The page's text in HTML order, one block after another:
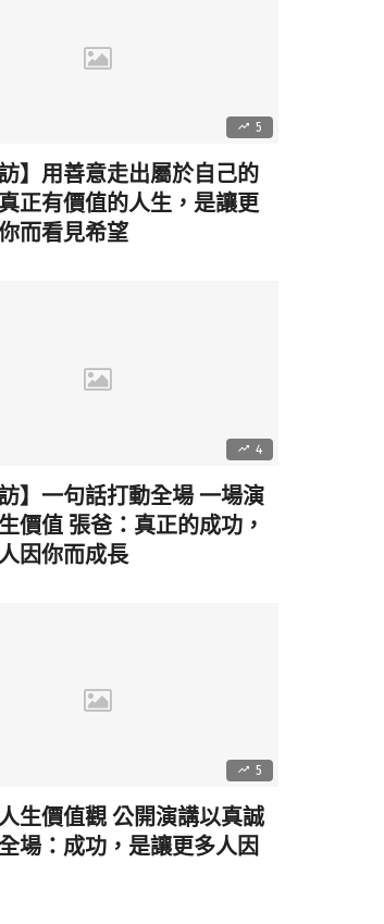
5
訪】用善意走出屬於自己的
正有價值的人生，是讓更
而看見希望
4
訪】一句話打動全場 一場演
價值 張爸：真正的成功，
因你而成長
5
生價值觀 公開演講以真誠
場：成功，是讓更多人因